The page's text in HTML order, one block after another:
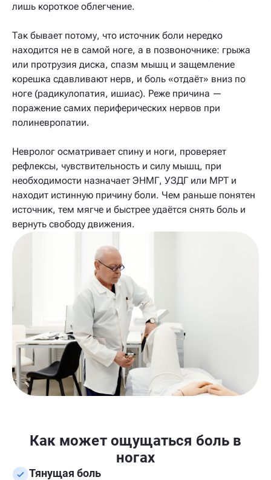
лишь короткое облегчение.
Так бывает потому, что источник боли нередко
находится не в самой ноге, а в позвоночнике: грыжа
или протрузия диска, спазм мышц и защемление
корешка сдавливают нерв, и боль «отдаёт» вниз по
ноге (радикулопатия, ишиас). Реже причина —
поражение самих периферических нервов при
полиневропатии.
Невролог осматривает спину и ноги, проверяет
рефлексы, чувствительность и силу мышц, при
необходимости назначает ЭНМГ, УЗДГ или МРТ и
находит истинную причину боли. Чем раньше понятен
источник, тем мягче и быстрее удаётся снять боль и
вернуть свободу движения.
Как может ощущаться боль в
ногах
Тянущая боль